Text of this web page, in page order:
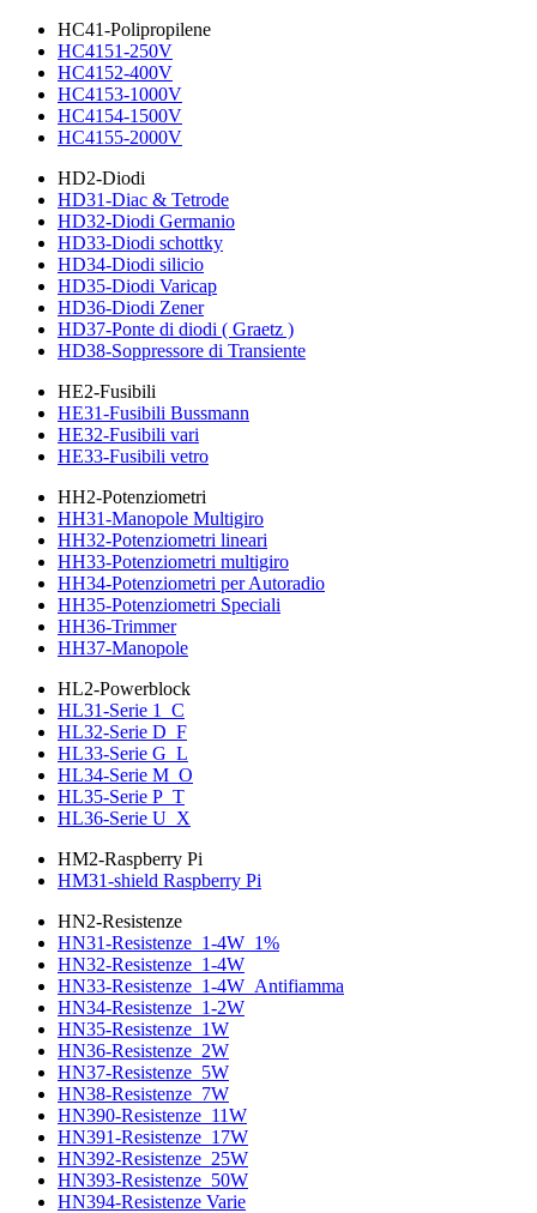
HC41-Polipropilene
HC4151-250V
HC4152-400V
HC4153-1000V
HC4154-1500V
HC4155-2000V
HD2-Diodi
HD31-Diac & Tetrode
HD32-Diodi Germanio
HD33-Diodi schottky
HD34-Diodi silicio
HD35-Diodi Varicap
HD36-Diodi Zener
HD37-Ponte di diodi ( Graetz )
HD38-Soppressore di Transiente
HE2-Fusibili
HE31-Fusibili Bussmann
HE32-Fusibili vari
HE33-Fusibili vetro
HH2-Potenziometri
HH31-Manopole Multigiro
HH32-Potenziometri lineari
HH33-Potenziometri multigiro
HH34-Potenziometri per Autoradio
HH35-Potenziometri Speciali
HH36-Trimmer
HH37-Manopole
HL2-Powerblock
HL31-Serie 1_C
HL32-Serie D_F
HL33-Serie G_L
HL34-Serie M_O
HL35-Serie P_T
HL36-Serie U_X
HM2-Raspberry Pi
HM31-shield Raspberry Pi
HN2-Resistenze
HN31-Resistenze_1-4W_1%
HN32-Resistenze_1-4W
HN33-Resistenze_1-4W_Antifiamma
HN34-Resistenze_1-2W
HN35-Resistenze_1W
HN36-Resistenze_2W
HN37-Resistenze_5W
HN38-Resistenze_7W
HN390-Resistenze_11W
HN391-Resistenze_17W
HN392-Resistenze_25W
HN393-Resistenze_50W
HN394-Resistenze Varie